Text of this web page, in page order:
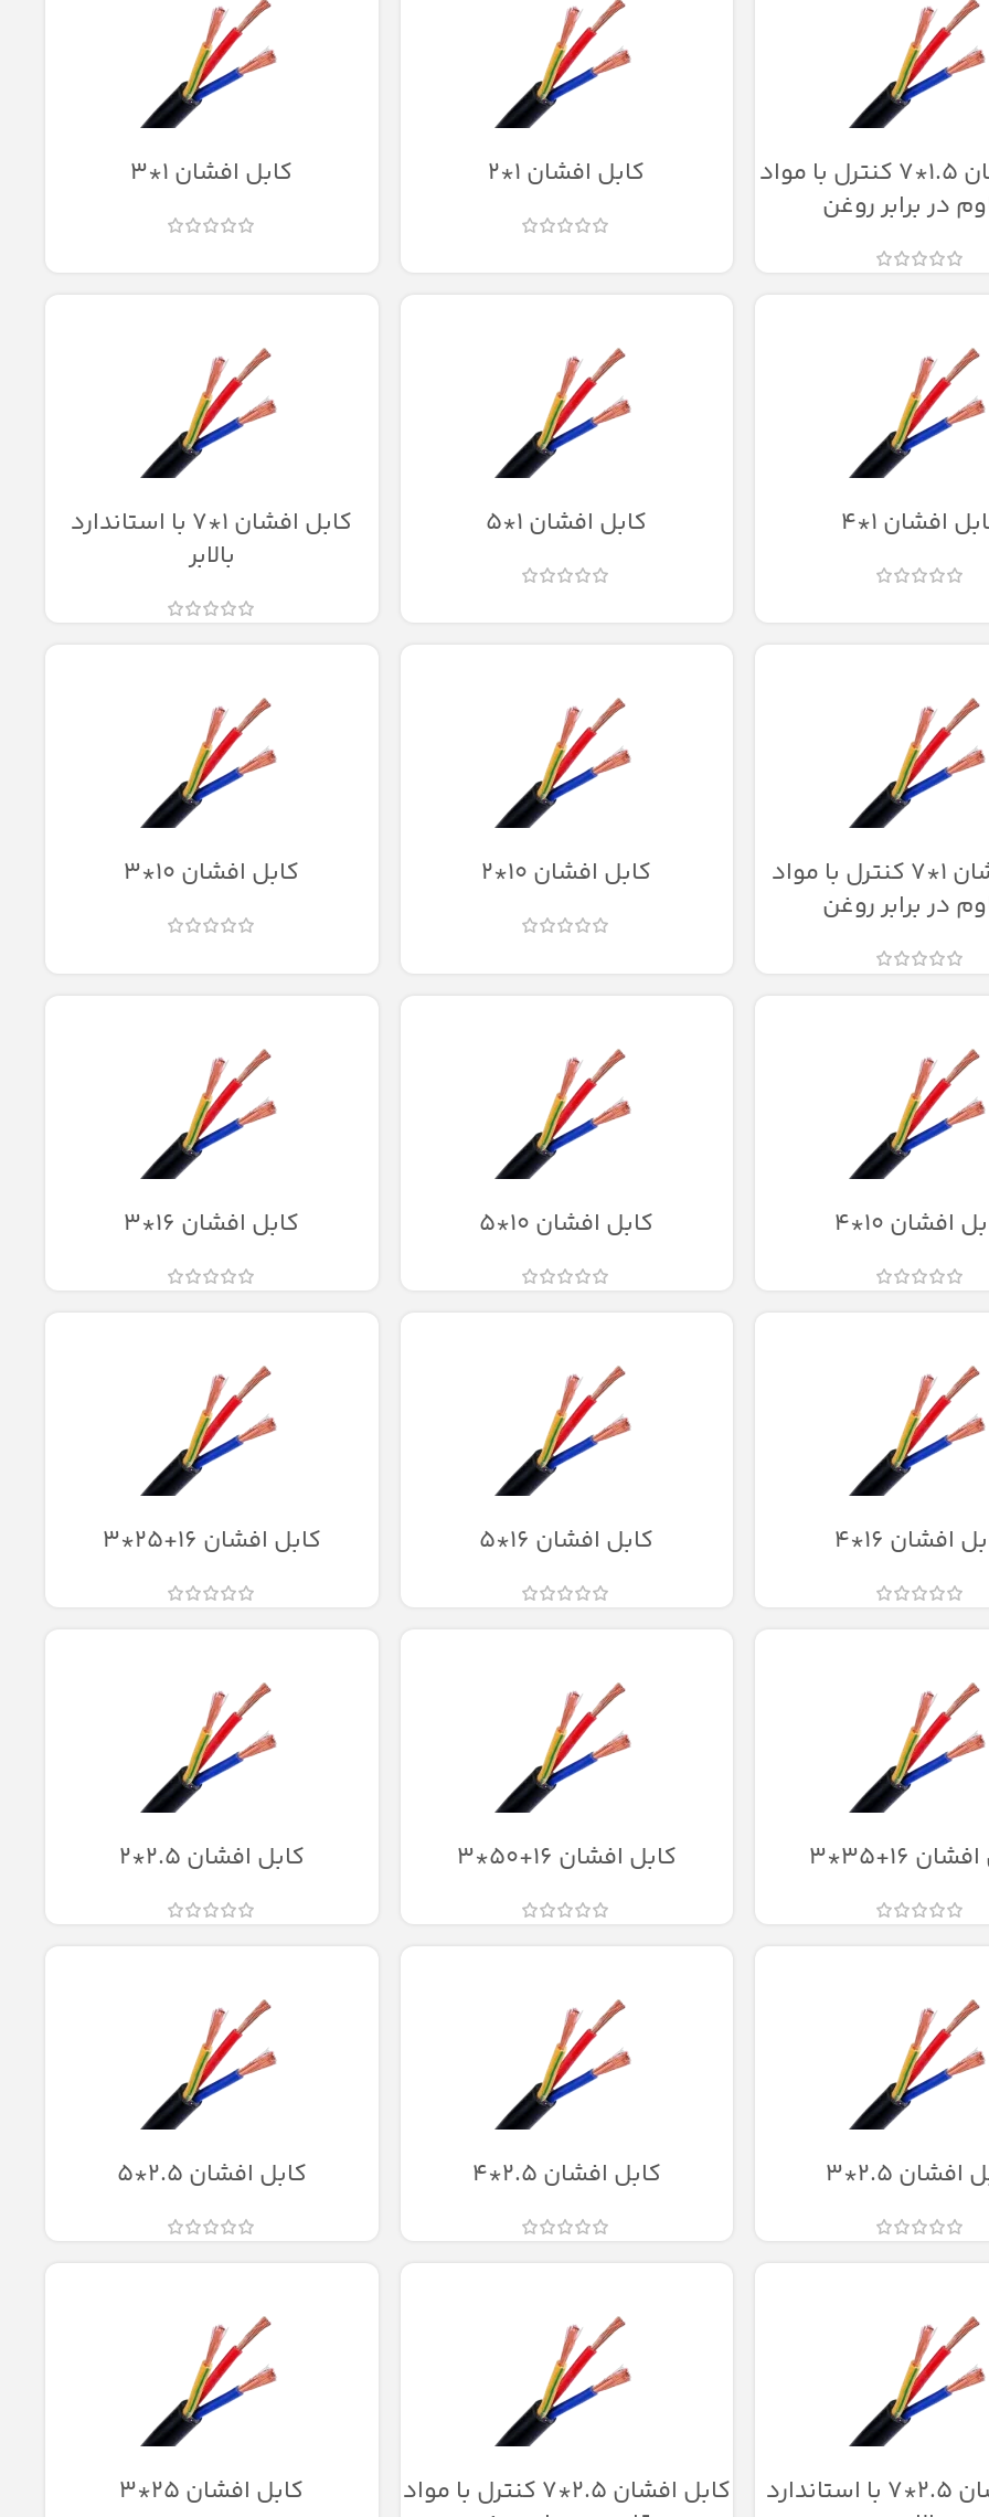
کابل افشان 1.5*7 کنترل با مواد
در برابر روغن
کابل افشان 1*2 کابل افشان 1*3
افشان 1*4 کابل افشان 1*5
کابل افشان 1*7 با استاندارد
بالابر
کابل افشان 1*7 کنترل با مواد
در برابر روغن
کابل افشان 10*2 کابل افشان 10*3
افشان 10*4 کابل افشان 10*5 کابل افشان 16*3
افشان 16*4 کابل افشان 16*5 کابل افشان 16+25*3
16+35*3 کابل افشان 16+50*3 کابل افشان 2.5*2
افشان 2.5*3 کابل افشان 2.5*4 کابل افشان 2.5*5
کابل افشان 2.5*7 با استاندارد
کابل افشان 2.5*7 کنترل با مواد
کابل افشان 25*3